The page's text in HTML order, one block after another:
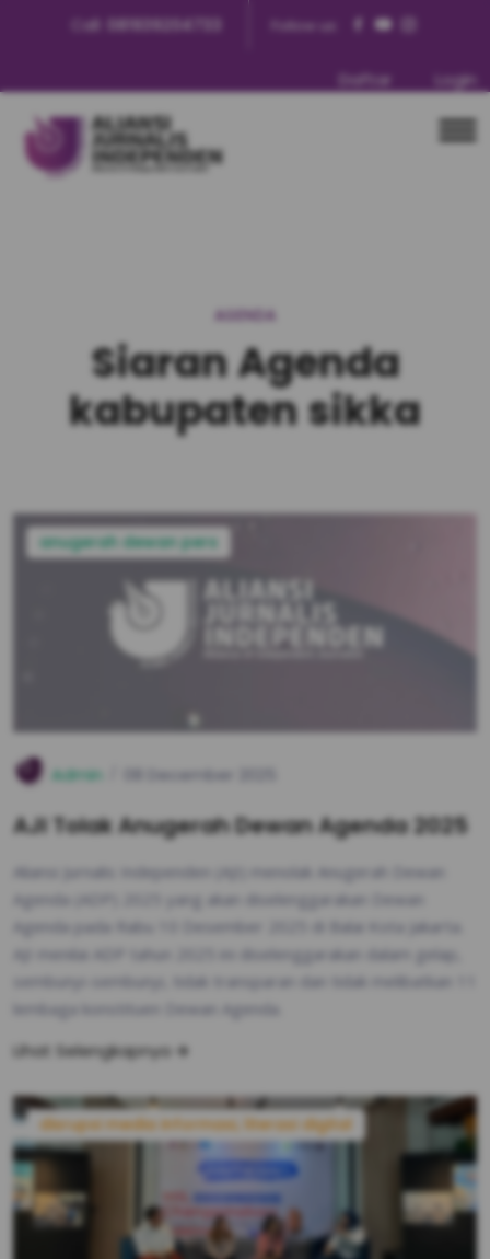
Call: 081939204733 Follow us:
Daftar Login
AGENDA
Siaran Agenda
kabupaten sikka
anugerah dewan pers
Admin 08 December 2025
AJI Tolak Anugerah Dewan Agenda 2025
Aliansi Jurnalis Independen (AJI) menolak Anugerah Dewan
Agenda (ADP) 2025 yang akan diselenggarakan Dewan
Agenda pada Rabu 10 Desember 2025 di Balai Kota Jakarta.
AJI menilai ADP tahun 2025 ini diselenggarakan dalam gelap,
sembunyi-sembunyi, tidak transparan dan tidak melibatkan 11
lembaga konstituen Dewan Agenda.
Lihat Selengkapnya
disrupsi media informasi, literasi digital